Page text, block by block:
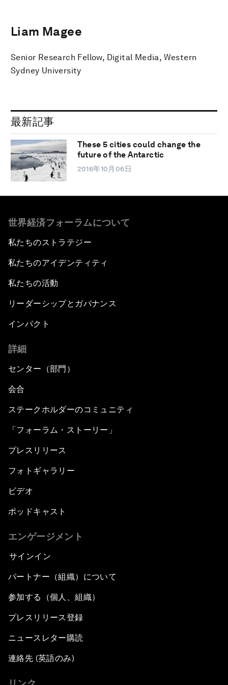
Liam Magee
Senior Research Fellow, Digital Media, Western
Sydney University
最新記事
These 5 cities could change the
future of the Antarctic
2016年10月06日
世界経済フォーラムについて
私たちのストラテジー
私たちのアイデンティティ
私たちの活動
リーダーシップとガバナンス
インパクト
詳細
センター（部門）
会合
ステークホルダーのコミュニティ
「フォーラム・ストーリー」
プレスリリース
フォトギャラリー
ビデオ
ポッドキャスト
エンゲージメント
サインイン
パートナー（組織）について
参加する（個人、組織）
プレスリリース登録
ニュースレター購読
連絡先 (英語のみ)